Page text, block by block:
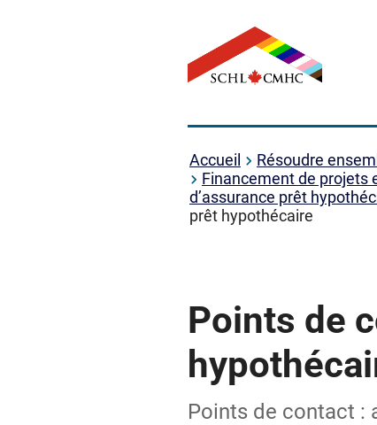
Accueil
Résoudre
Financement de projets
d’assurance prêt
prêt hypothécaire
Points de
Points de contact :